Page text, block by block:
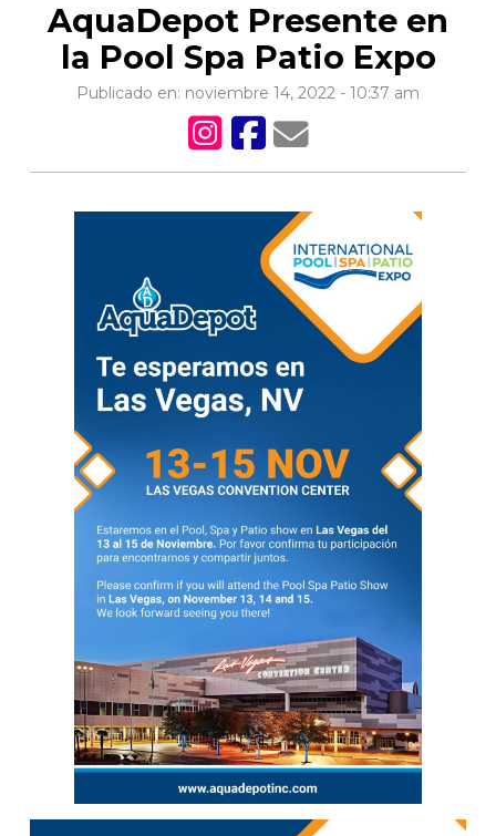
AquaDepot Presente en
la Pool Spa Patio Expo
Publicado en: noviembre 14, 2022 - 10:37 am